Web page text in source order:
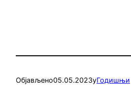
Објављено05.05.2023уГодишњи